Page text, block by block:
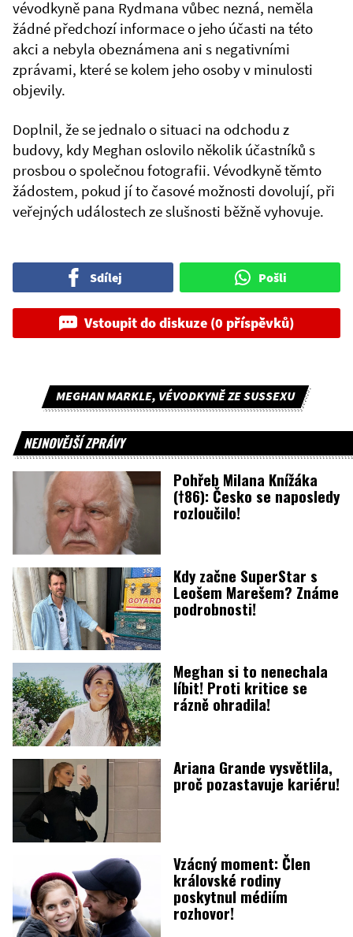
vévodkyně pana Rydmana vůbec nezná, neměla
žádné předchozí informace o jeho účasti na této
akci a nebyla obeznámena ani s negativními
zprávami, které se kolem jeho osoby v minulosti
objevily.
Doplnil, že se jednalo o situaci na odchodu z
budovy, kdy Meghan oslovilo několik účastníků s
prosbou o společnou fotografii. Vévodkyně těmto
žádostem, pokud jí to časové možnosti dovolují, při
veřejných událostech ze slušnosti běžně vyhovuje.
Sdílej Pošli
Vstoupit do diskuze (0 příspěvků)
MEGHAN MARKLE, VÉVODKYNĚ ZE SUSSEXU
NEJNOVĚJŠÍ ZPRÁVY
Pohřeb Milana Knížáka
(†86): Česko se naposledy
rozloučilo!
Kdy začne SuperStar s
Leošem Marešem? Známe
podrobnosti!
Meghan si to nenechala
líbit! Proti kritice se
rázně ohradila!
Ariana Grande vysvětlila,
proč pozastavuje kariéru!
Vzácný moment: Člen
královské rodiny
poskytnul médiím
rozhovor!